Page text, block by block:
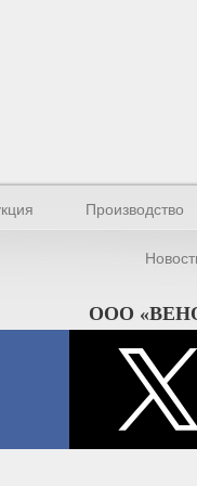
Производство
ООО
ИНН
2026.